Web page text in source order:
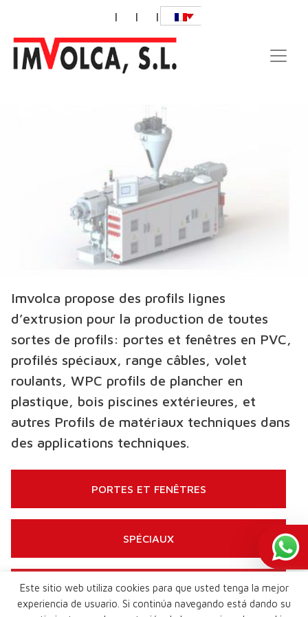
| | |
Imvolca propose des profils lignes
d’extrusion pour la production de toutes
sortes de profils: portes et fenêtres en PVC,
profilés spéciaux, range câbles, volet
roulants, WPC profils de plancher en
plastique, bois piscines extérieures, et
autres Profils de matériaux techniques dans
des applications techniques.
PORTES ET FENÊTRES
SPÉCIAUX
WPC
Este sitio web utiliza cookies para que usted tenga la mejor
experiencia de usuario. Si continúa navegando está dando su